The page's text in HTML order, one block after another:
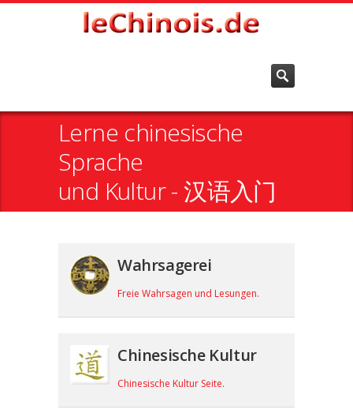
Lerne chinesische
Sprache
und Kultur - 汉语入门
Wahrsagerei
Freie Wahrsagen und Lesungen.
Chinesische Kultur
Chinesische Kultur Seite.